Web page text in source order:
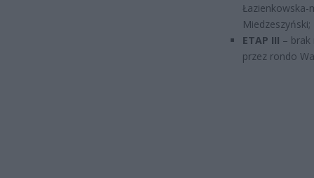
Łazienkowska-
Miedzeszyński;
ETAP III – brak
przez rondo